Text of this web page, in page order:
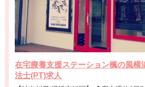
在宅療養支援ステーション楓の風横
法士(PT)求人